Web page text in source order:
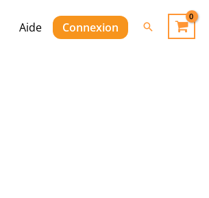
Aide Connexion Rechercher